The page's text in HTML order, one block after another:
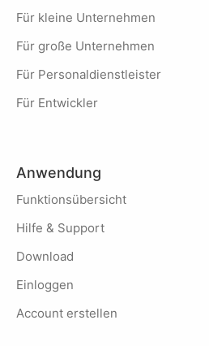
Für kleine Unternehmen
Für große Unternehmen
Für Personaldienstleister
Für Entwickler
Anwendung
Funktionsübersicht
Hilfe & Support
Download
Einloggen
Account erstellen